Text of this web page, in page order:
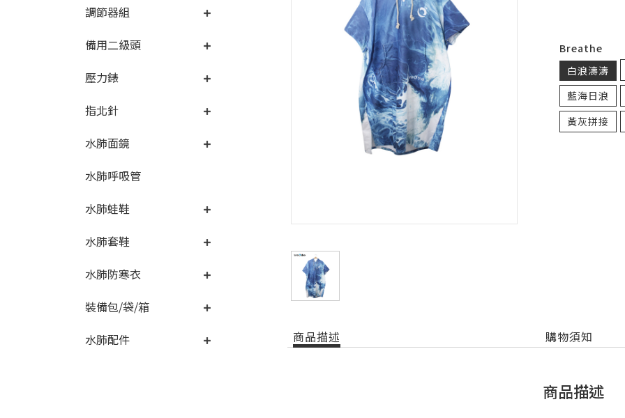
調節器組
備用二級頭
壓力錶
指北針
水肺面鏡
水肺呼吸管
水肺蛙鞋
水肺套鞋
水肺防寒衣
裝備包/袋/箱
水肺配件
Breathe
白浪濤濤
藍海日浪
黃灰拼接
商品描述 購物須知
商品描述